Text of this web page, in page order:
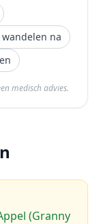
na
medisch advies.
(Granny